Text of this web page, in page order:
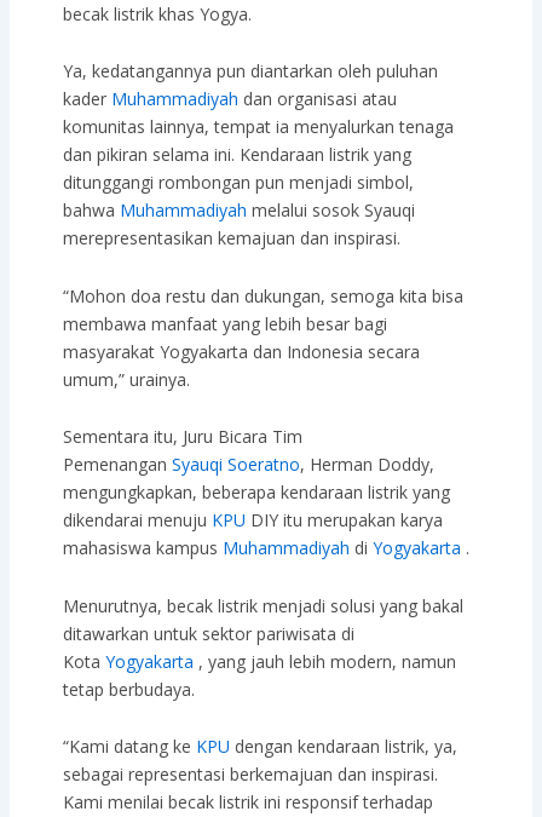
becak listrik khas Yogya.
Ya, kedatangannya pun diantarkan oleh puluhan
kader Muhammadiyah dan organisasi atau
komunitas lainnya, tempat ia menyalurkan tenaga
dan pikiran selama ini. Kendaraan listrik yang
ditunggangi rombongan pun menjadi simbol,
bahwa Muhammadiyah melalui sosok Syauqi
merepresentasikan kemajuan dan inspirasi.
“Mohon doa restu dan dukungan, semoga kita bisa
membawa manfaat yang lebih besar bagi
masyarakat Yogyakarta dan Indonesia secara
umum,” urainya.
Sementara itu, Juru Bicara Tim
PemenanganSyauqi Soeratno, Herman Doddy,
mengungkapkan, beberapa kendaraan listrik yang
dikendarai menuju KPU DIY itu merupakan karya
mahasiswa kampus Muhammadiyah diYogyakarta .
Menurutnya, becak listrik menjadi solusi yang bakal
ditawarkan untuk sektor pariwisata di
KotaYogyakarta , yang jauh lebih modern, namun
tetap berbudaya.
“Kami datang ke KPU dengan kendaraan listrik, ya,
sebagai representasi berkemajuan dan inspirasi.
Kami menilai becak listrik ini responsif terhadap